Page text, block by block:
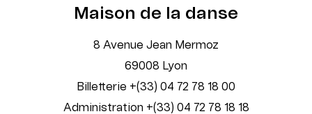
Maison de la danse
8 Avenue Jean Mermoz
69008 Lyon
Billetterie +(33) 04 72 78 18 00
Administration +(33) 04 72 78 18 18